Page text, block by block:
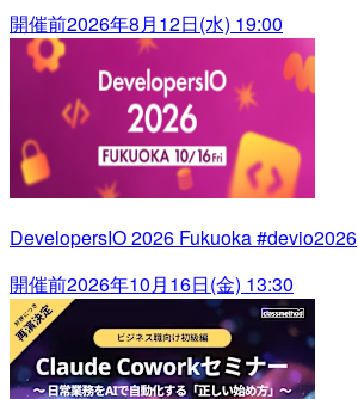
開催前2026年8月12日(水) 19:00
DevelopersIO 2026 Fukuoka #devio2026
開催前2026年10月16日(金) 13:30